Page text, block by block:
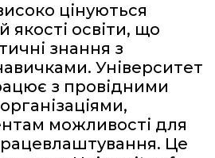
цінуються
якості освіти, що
знання з
Університет
з провідними
можливості для
Це